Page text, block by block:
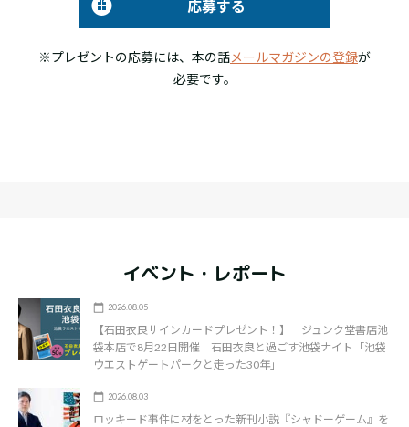
応募する
※プレゼントの応募には、本の話メールマガジンの登録が
必要です。
イベント・レポート
2026.08.05
【石田衣良サインカードプレゼント！】 ジュンク堂書店池
袋本店で8月22日開催 石田衣良と過ごす池袋ナイト「池袋
ウエストゲートパークと走った30年」
2026.08.03
ロッキード事件に材をとった新刊小説『シャドーゲーム』を